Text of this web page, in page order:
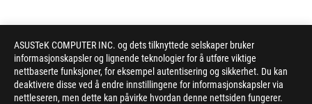
ASUSTeK COMPUTER INC. og dets tilknyttede selskaper bruker
informasjonskapsler og lignende teknologier for å utføre viktige
nettbaserte funksjoner, for eksempel autentisering og sikkerhet. Du kan
deaktivere disse ved å endre innstillingene for informasjonskapsler via
nettleseren, men dette kan påvirke hvordan denne nettsiden fungerer.